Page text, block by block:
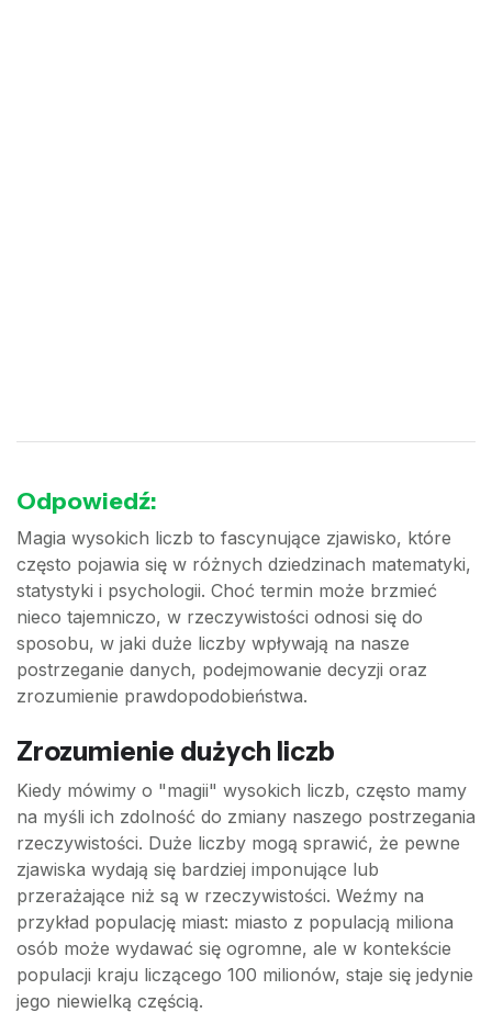
Odpowiedź:
Magia wysokich liczb to fascynujące zjawisko, które
często pojawia się w różnych dziedzinach matematyki,
statystyki i psychologii. Choć termin może brzmieć
nieco tajemniczo, w rzeczywistości odnosi się do
sposobu, w jaki duże liczby wpływają na nasze
postrzeganie danych, podejmowanie decyzji oraz
zrozumienie prawdopodobieństwa.
Zrozumienie dużych liczb
Kiedy mówimy o "magii" wysokich liczb, często mamy
na myśli ich zdolność do zmiany naszego postrzegania
rzeczywistości. Duże liczby mogą sprawić, że pewne
zjawiska wydają się bardziej imponujące lub
przerażające niż są w rzeczywistości. Weźmy na
przykład populację miast: miasto z populacją miliona
osób może wydawać się ogromne, ale w kontekście
populacji kraju liczącego 100 milionów, staje się jedynie
jego niewielką częścią.